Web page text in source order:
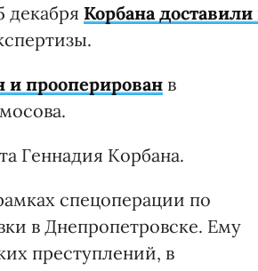
декабря Корбана доставили
и прооперирован в
Геннадия Корбана.
спецоперации по
в Днепропетровске. Ему
преступлений, в